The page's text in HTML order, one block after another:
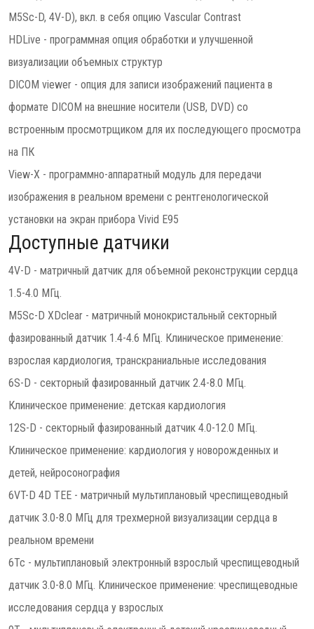
M5Sc-D, 4V-D), вкл. в себя опцию Vascular Contrast
HDLive - программная опция обработки и улучшенной
визуализации объемных структур
DICOM viewer - опция для записи изображений пациента в
формате DICOM на внешние носители (USB, DVD) со
встроенным просмотрщиком для их последующего просмотра
на ПК
View-X - программно-аппаратный модуль для передачи
изображения в реальном времени с рентгенологической
установки на экран прибора Vivid E95
Доступные датчики
4V-D - матричный датчик для объемной реконструкции сердца
1.5-4.0 МГц.
M5Sc-D XDclear - матричный монокристальный секторный
фазированный датчик 1.4-4.6 МГц. Клиническое применение:
взрослая кардиология, транскраниальные исследования
6S-D - секторный фазированный датчик 2.4-8.0 МГц.
Клиническое применение: детская кардиология
12S-D - секторный фазированный датчик 4.0-12.0 МГц.
Клиническое применение: кардиология у новорожденных и
детей, нейросонография
6VT-D 4D TEE - матричный мультиплановый чреспищеводный
датчик 3.0-8.0 МГц для трехмерной визуализации сердца в
реальном времени
6Tc - мультиплановый электронный взрослый чреспищеводный
датчик 3.0-8.0 МГц. Клиническое применение: чреспищеводные
исследования сердца у взрослых